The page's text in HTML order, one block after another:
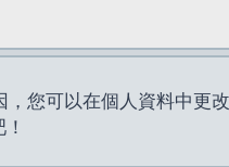
您可以在個人資料中更